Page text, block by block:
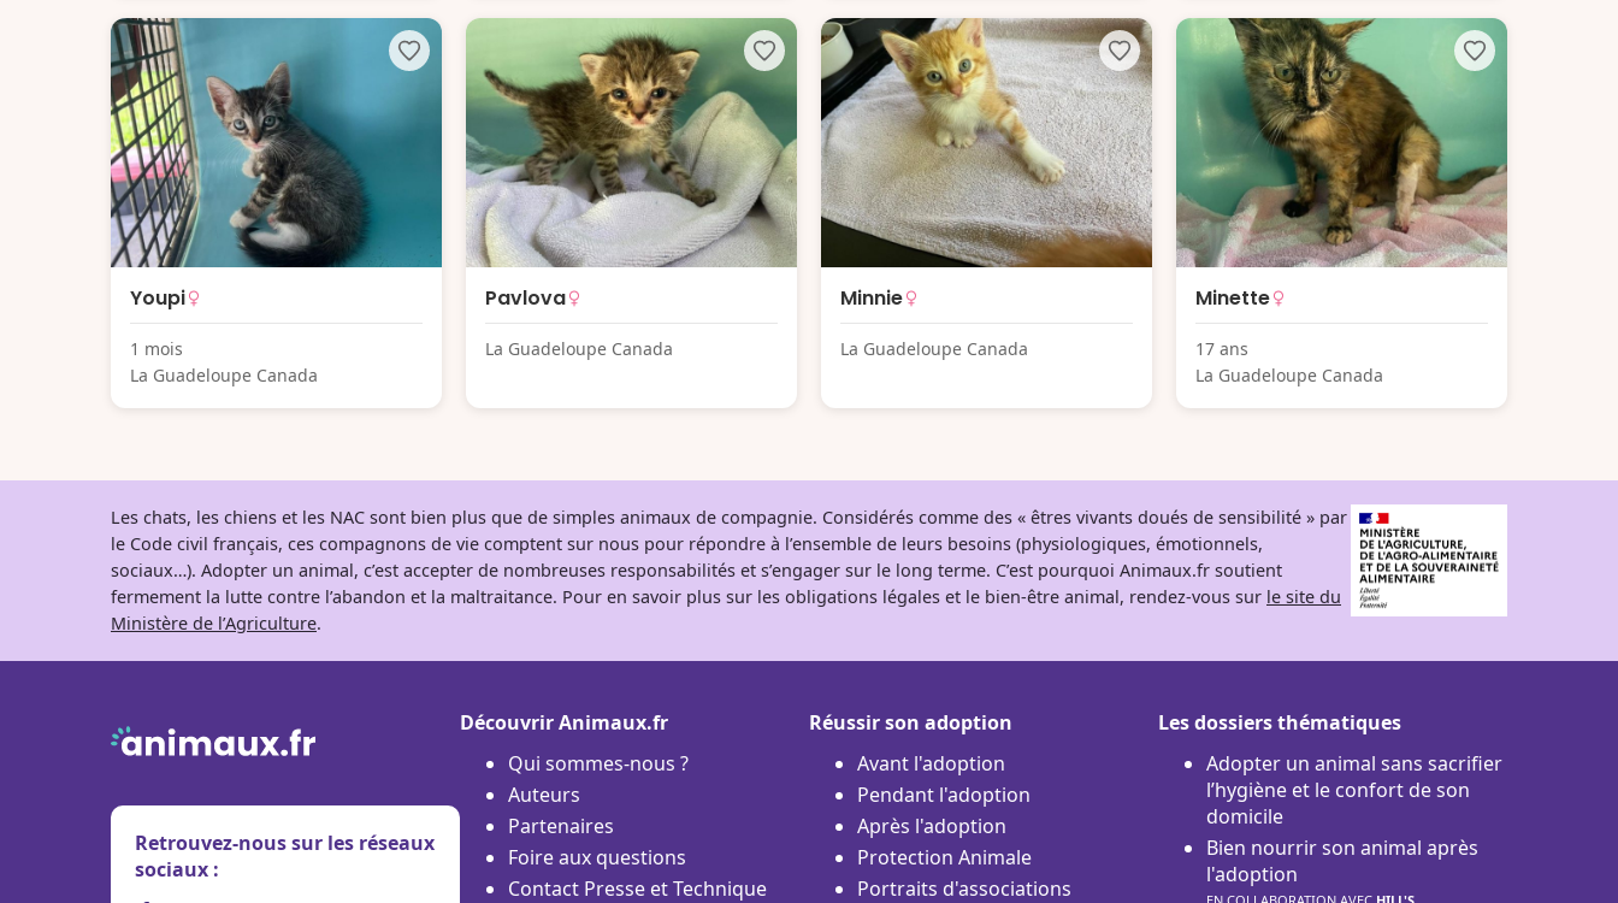
Youpi
1 mois
La Guadeloupe Canada
Pavlova
La Guadeloupe Canada
Minnie
La Guadeloupe Canada
Minette
17 ans
La Guadeloupe Canada
Les chats, les chiens et les NAC sont bien plus que de simples animaux de compagnie. Considérés comme des « êtres vivants doués de sensibilité » par
le Code civil français, ces compagnons de vie comptent sur nous pour répondre à l’ensemble de leurs besoins (physiologiques, émotionnels,
sociaux…). Adopter un animal, c’est accepter de nombreuses responsabilités et s’engager sur le long terme. C’est pourquoi Animaux.fr soutient
fermement la lutte contre l’abandon et la maltraitance. Pour en savoir plus sur les obligations légales et le bien-être animal, rendez-vous sur le site du
Ministère de l’Agriculture.
Retrouvez-nous sur les réseaux
sociaux :
Découvrir Animaux.fr
Qui sommes-nous ?
Auteurs
Partenaires
Foire aux questions
Contact Presse et Technique
Réussir son adoption
Avant l'adoption
Pendant l'adoption
Après l'adoption
Protection Animale
Portraits d'associations
Les dossiers thématiques
Adopter un animal sans sacrifier
l’hygiène et le confort de son
domicile
Bien nourrir son animal après
l'adoption
EN COLLABORATION AVEC HILL'S